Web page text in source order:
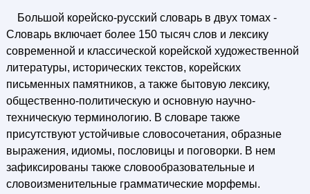
Большой корейско-русский словарь в двух томах -
Словарь включает более 150 тысяч слов и лексику
современной и классической корейской художественной
литературы, исторических текстов, корейских
письменных памятников, а также бытовую лексику,
общественно-политическую и основную научно-
техническую терминологию. В словаре также
присутствуют устойчивые словосочетания, образные
выражения, идиомы, пословицы и поговорки. В нем
зафиксированы также словообразовательные и
словоизменительные грамматические морфемы.